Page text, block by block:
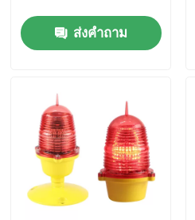
เกี่ยวกับเรา
ทัวร์โรงงาน
ส่งคำถาม